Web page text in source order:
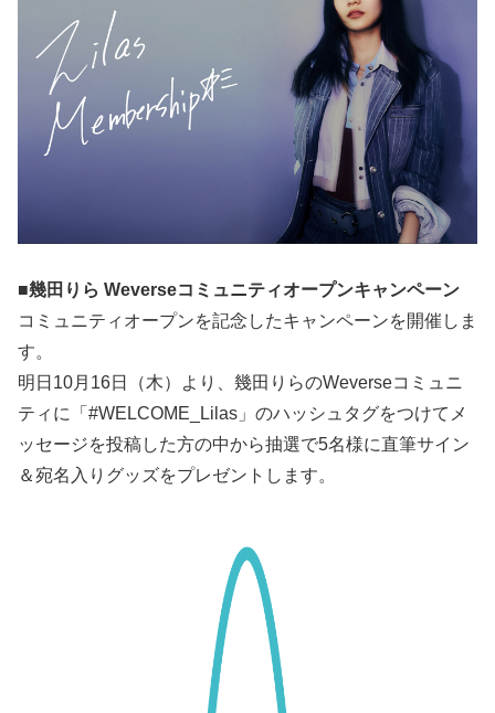
■幾田りら Weverseコミュニティオープンキャンペーン
コミュニティオープンを記念したキャンペーンを開催しま
す。
明日10月16日（木）より、幾田りらのWeverseコミュニ
ティに「#WELCOME_Lilas」のハッシュタグをつけてメ
ッセージを投稿した方の中から抽選で5名様に直筆サイン
＆宛名入りグッズをプレゼントします。